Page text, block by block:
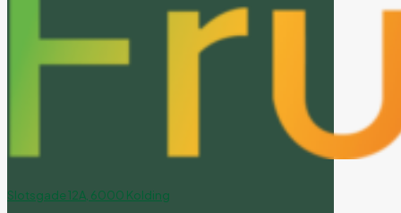
Slotsgade 12A, 6000 Kolding